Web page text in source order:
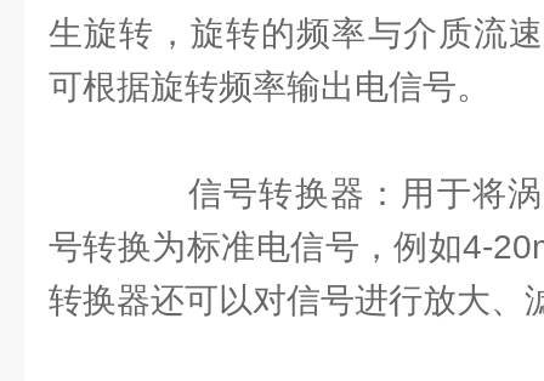
生旋转，旋转的频率与介质流
可根据旋转频率输出电信号。
信号转换器：用于将涡
号转换为标准电信号，例如4-
转换器还可以对信号进行放大、